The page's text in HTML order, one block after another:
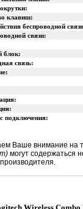
клавиш:
беспроводной
связи:
блок:
связь:
подключения:
Ваше внимание на
могут содержаться